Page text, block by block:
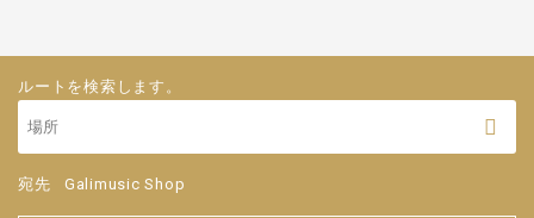
ルートを検索します。
宛先 Galimusic Shop